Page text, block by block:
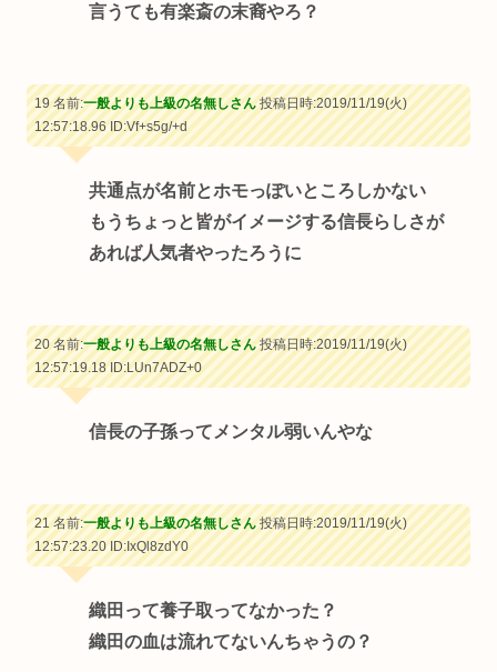
言うても有楽斎の末裔やろ？
19 名前:一般よりも上級の名無しさん投稿日時:2019/11/19(火)
12:57:18.96ID:Vf+s5g/+d
共通点が名前とホモっぽいところしかない
もうちょっと皆がイメージする信長らしさが
あれば人気者やったろうに
20 名前:一般よりも上級の名無しさん投稿日時:2019/11/19(火)
12:57:19.18ID:LUn7ADZ+0
信長の子孫ってメンタル弱いんやな
21 名前:一般よりも上級の名無しさん投稿日時:2019/11/19(火)
12:57:23.20ID:IxQl8zdY0
織田って養子取ってなかった？
織田の血は流れてないんちゃうの？